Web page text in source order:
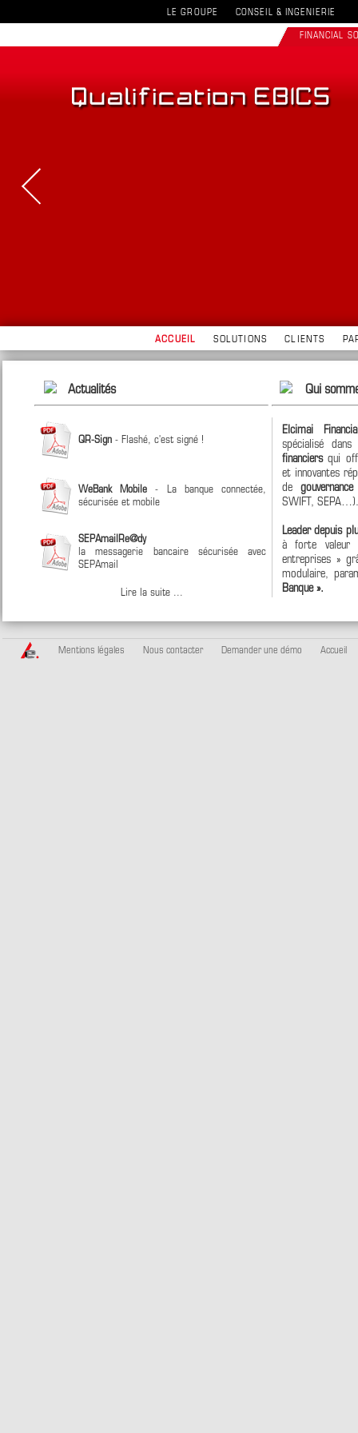
LE GROUPE CONSEIL & INGENIERIE
FINANCIAL
ACCUEIL SOLUTIONS CLIENTS
Actualités
QR-Sign - Flashé, c'est signé !
WeBank Mobile- La banque connectée,
sécurisée et mobile
SEPAmailRe@dy
la messagerie bancaire sécurisée avec
SEPAmail
Lire la suite ...
Qui
Elcimai
spécialisé
financiersqui
et innovantes
de
SWIFT, SEPA…).
Leader depuis
à forte valeur
entreprises »
modulaire,
Banque ».
Mentions légales Nous contacter Demander une démo Accueil